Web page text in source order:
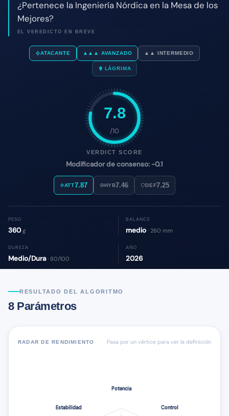
7.8
/10
VERDICT SCORE
Modificador de consenso: -0.1
ATT7.87 HYB7.46 DEF7.25
PESO
360g
BALANCE
medio · 260 mm
DUREZA
Medio/Dura· 80/100
AÑO
2026
RESULTADO DEL ALGORITMO
8 Parámetros
RADAR DE RENDIMIENTO Pasa por un vértice para ver la definición